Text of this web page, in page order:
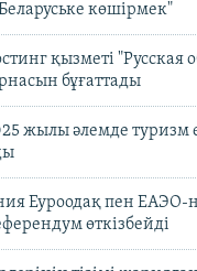
көшірмек"
қызметі "Русская
бұғаттады
жылы әлемде
Еуроодақ пен ЕАЭО-
өткізбейді